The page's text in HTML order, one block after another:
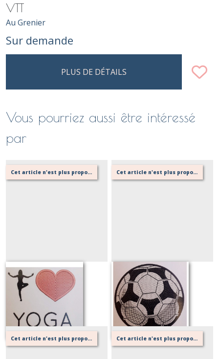
VTT
Au Grenier
Sur demande
PLUS DE DÉTAILS
Vous pourriez aussi être intéressé
par
Cet article n'est plus proposé, retournez au menu principal ou contactez moi!
Yoga
Sur demande
Cet article n'est plus proposé, retournez au menu principal ou contactez moi!
Foot
Sur demande
Cet article n'est plus proposé, retournez au menu principal ou contactez moi! Cet article n'est plus proposé, retournez au menu principal ou contactez moi!